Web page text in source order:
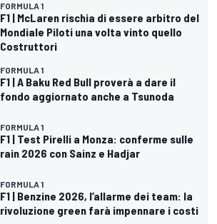
FORMULA 1
F1 | McLaren rischia di essere arbitro del
Mondiale Piloti una volta vinto quello
Costruttori
FORMULA 1
F1 | A Baku Red Bull proverà a dare il
fondo aggiornato anche a Tsunoda
FORMULA 1
F1 | Test Pirelli a Monza: conferme sulle
rain 2026 con Sainz e Hadjar
FORMULA 1
F1 | Benzine 2026, l’allarme dei team: la
rivoluzione green farà impennare i costi